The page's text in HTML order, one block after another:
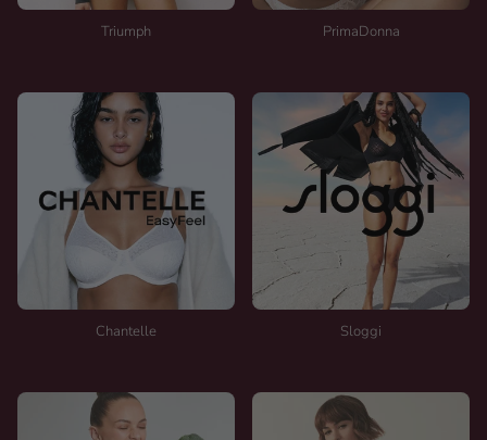
Triumph PrimaDonna
Chantelle Sloggi